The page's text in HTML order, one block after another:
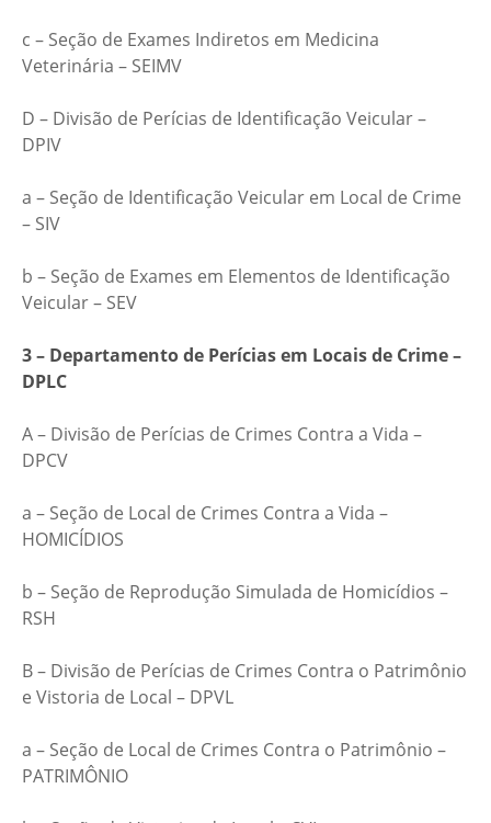
c – Seção de Exames Indiretos em Medicina
Veterinária – SEIMV
D – Divisão de Perícias de Identificação Veicular –
DPIV
a – Seção de Identificação Veicular em Local de Crime
– SIV
b – Seção de Exames em Elementos de Identificação
Veicular – SEV
3 – Departamento de Perícias em Locais de Crime –
DPLC
A – Divisão de Perícias de Crimes Contra a Vida –
DPCV
a – Seção de Local de Crimes Contra a Vida –
HOMICÍDIOS
b – Seção de Reprodução Simulada de Homicídios –
RSH
B – Divisão de Perícias de Crimes Contra o Patrimônio
e Vistoria de Local – DPVL
a – Seção de Local de Crimes Contra o Patrimônio –
PATRIMÔNIO